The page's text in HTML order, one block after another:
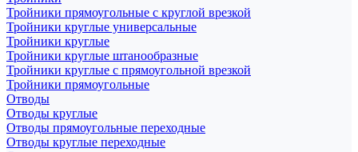
Тройники прямоугольные с круглой врезкой
Тройники круглые универсальные
Тройники круглые
Тройники круглые штанообразные
Тройники круглые с прямоугольной врезкой
Тройники прямоугольные
Отводы
Отводы круглые
Отводы прямоугольные переходные
Отводы круглые переходные